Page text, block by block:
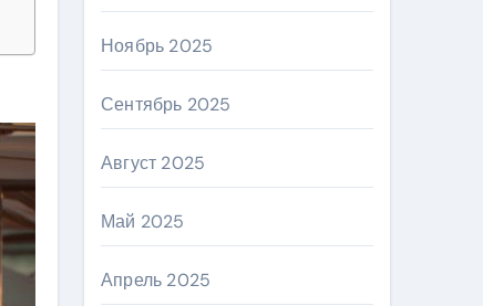
Ноябрь 2025
Сентябрь 2025
Август 2025
Май 2025
Апрель 2025